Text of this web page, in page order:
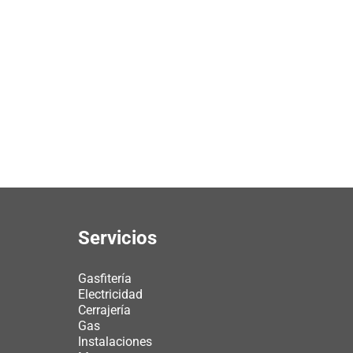
Servicios
Gasfitería
Electricidad
Cerrajería
Gas
Instalaciones